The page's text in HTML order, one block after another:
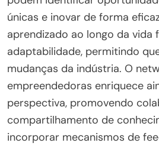
únicas e inovar de forma
aprendizado ao longo da vida
adaptabilidade, permitindo
mudanças da indústria. O
empreendedoras enriquece
perspectiva, promovendo
compartilhamento de
incorporar mecanismos de